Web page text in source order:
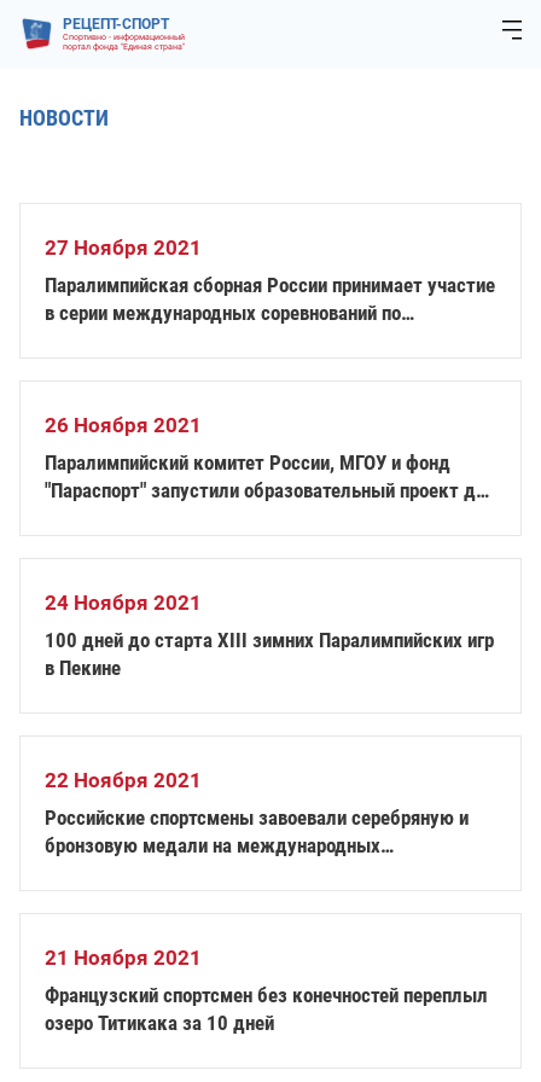
РЕЦЕПТ-СПОРТ
Спортивно - информационный
портал фонда "Единая страна"
НОВОСТИ
27 Ноября 2021
Паралимпийская сборная России принимает участие
в серии международных соревнований по
26 Ноября 2021
Паралимпийский комитет России, МГОУ и фонд
"Параспорт" запустили образовательный проект для
24 Ноября 2021
100 дней до старта XIII зимних Паралимпийских игр
в Пекине
22 Ноября 2021
Российские спортсмены завоевали серебряную и
бронзовую медали на международных
21 Ноября 2021
Французский спортсмен без конечностей переплыл
озеро Титикака за 10 дней